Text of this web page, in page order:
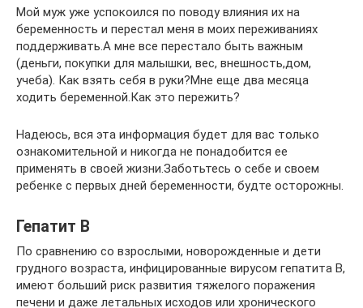
Мой муж уже успокоился по поводу влияния их на
беременность и перестал меня в моих переживаниях
поддерживать.А мне все перестало быть важным
(деньги, покупки для малышки, вес, внешность,дом,
учеба). Как взять себя в руки?Мне еще два месяца
ходить беременной.Как это пережить?
Надеюсь, вся эта информация будет для вас только
ознакомительной и никогда не понадобится ее
применять в своей жизни.Заботьтесь о себе и своем
ребенке с первых дней беременности, будте осторожны.
Гепатит В
По сравнению со взрослыми, новорожденные и дети
грудного возраста, инфицированные вирусом гепатита В,
имеют больший риск развития тяжелого поражения
печени и даже летальных исходов или хронического